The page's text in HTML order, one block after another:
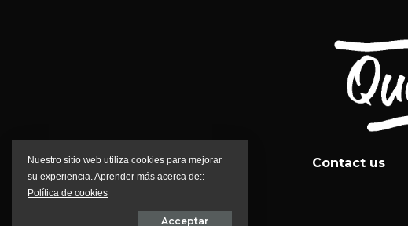
Contact us
Nuestro sitio web utiliza cookies para mejorar
su experiencia. Aprender más acerca de::
Política de cookies
Acceptar